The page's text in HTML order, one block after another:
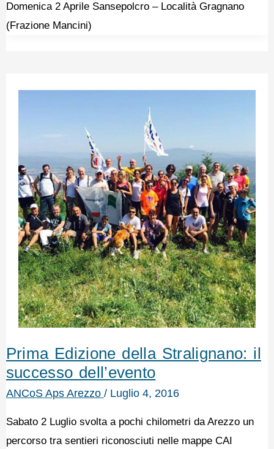
Domenica 2 Aprile Sansepolcro – Località Gragnano
(Frazione Mancini)
Prima Edizione della Stralignano: il
successo dell’evento
ANCoS Aps Arezzo / Luglio 4, 2016
Sabato 2 Luglio svolta a pochi chilometri da Arezzo un
percorso tra sentieri riconosciuti nelle mappe CAI